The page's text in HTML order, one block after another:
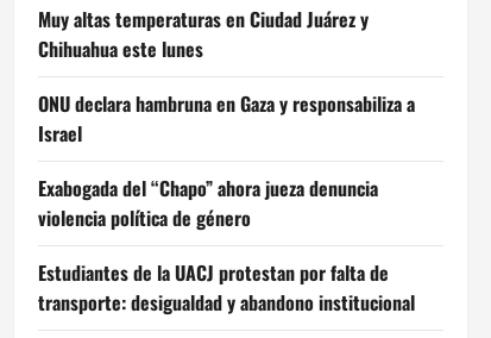
Muy altas temperaturas en Ciudad Juárez y
Chihuahua este lunes
ONU declara hambruna en Gaza y responsabiliza a
Israel
Exabogada del “Chapo” ahora jueza denuncia
violencia política de género
Estudiantes de la UACJ protestan por falta de
transporte: desigualdad y abandono institucional